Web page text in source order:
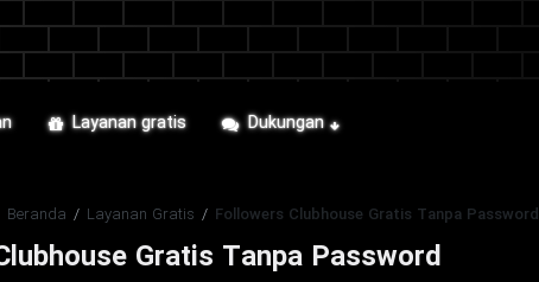
Layanan gratis Dukungan
Beranda / Layanan Gratis / Followers Clubhouse Gratis Tanpa Password
Gratis Tanpa Password